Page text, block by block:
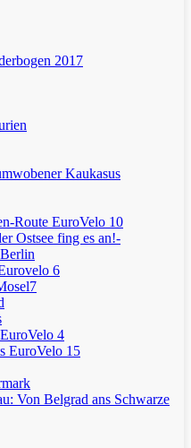
2017
Kaukasus
Route EuroVelo 10
Ostsee fing es an!-
6
EuroVelo 4
EuroVelo 15
Von Belgrad ans Schwarze